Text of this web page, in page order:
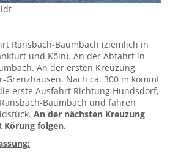
Ransbach-Baumbach (ziemlich in
und Köln). An der Abfahrt in
An der ersten Kreuzung
Grenzhausen. Nach ca. 300 m kommt
erste Ausfahrt Richtung Hundsdorf,
Baumbach und fahren
An der nächsten Kreuzung
Körung folgen.